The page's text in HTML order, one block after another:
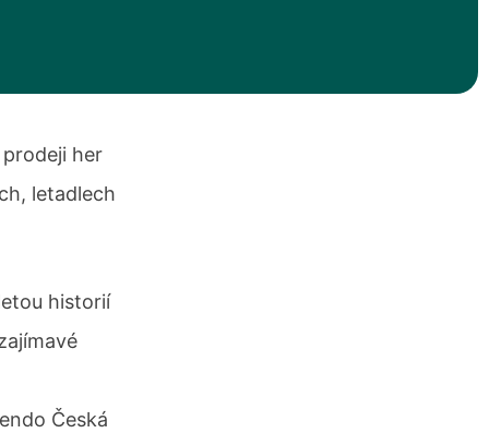
her
letadlech
historií
Česká